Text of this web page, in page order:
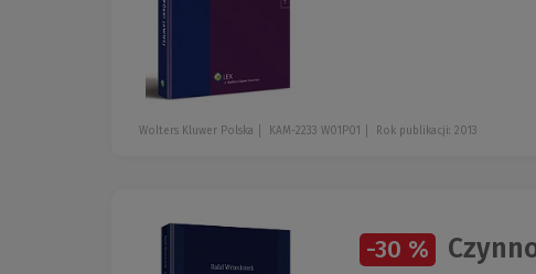
Wolters Kluwer Polska KAM-2233 W01P01 Rok publikacji: 2013
-30 %